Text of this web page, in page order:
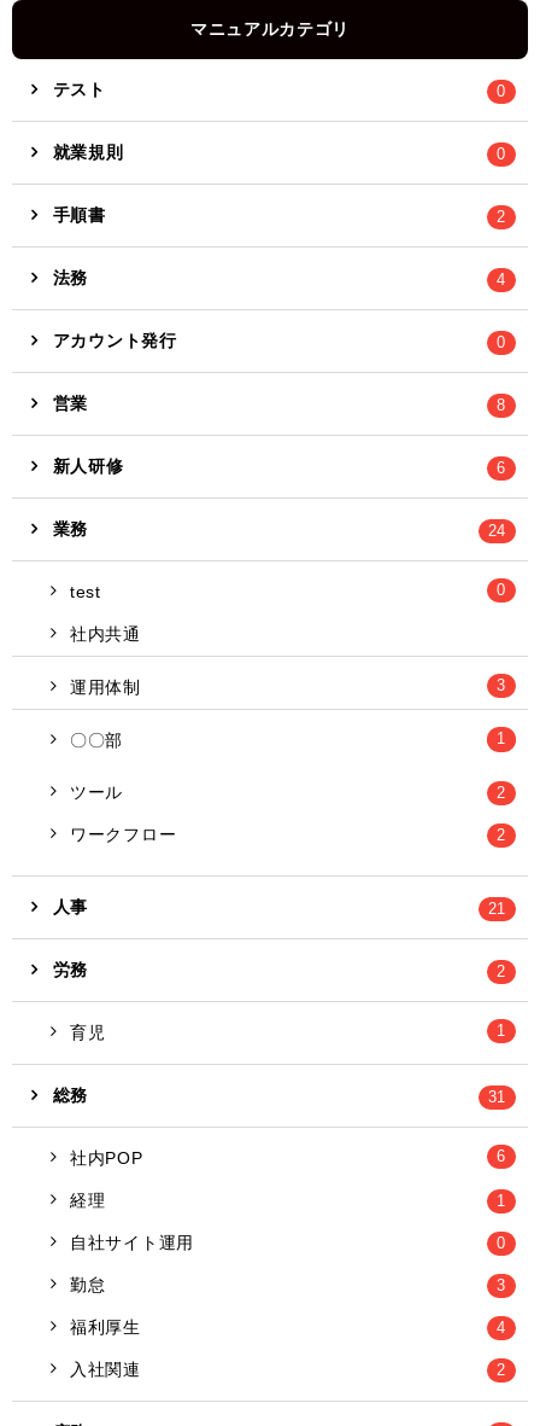
マニュアルカテゴリ
テスト 0
就業規則 0
手順書 2
法務 4
アカウント発行 0
営業 8
新人研修 6
業務 24
test 0
社内共通
8
運用体制 3
〇〇部 1
ツール 2
ワークフロー 2
人事 21
労務 2
育児 1
総務 31
社内POP 6
経理 1
自社サイト運用 0
勤怠 3
福利厚生 4
入社関連 2